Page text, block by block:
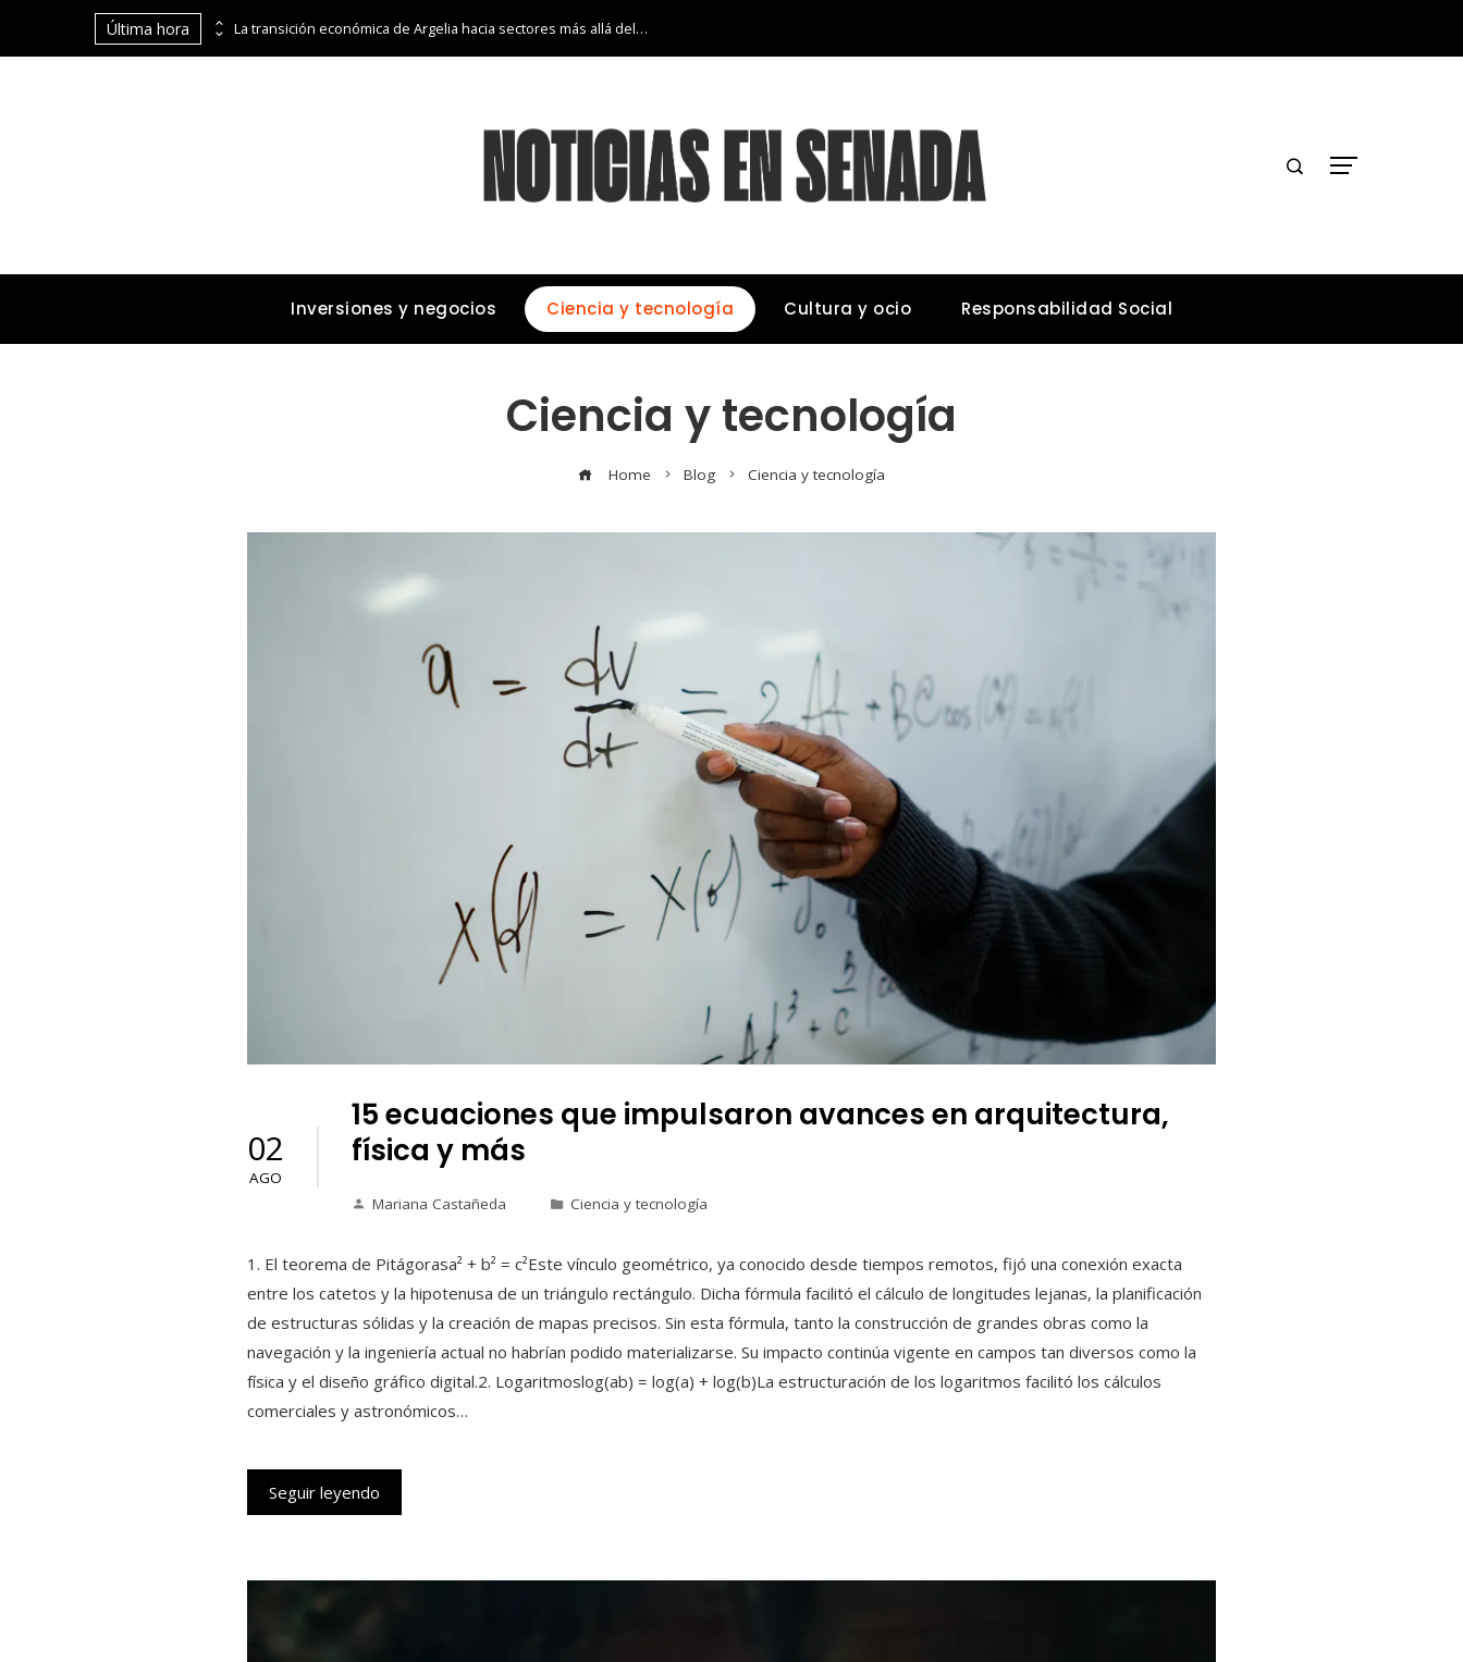
Última hora Cómo los imperios dominaron el comercio marítimo y terrestre antes de la era industrial La transición económica de Argelia hacia sectores más allá del petróleo y gas
Inversiones y negocios Ciencia y tecnología Cultura y ocio Responsabilidad Social
Ciencia y tecnología
Home Blog Ciencia y tecnología
02
AGO
15 ecuaciones que impulsaron avances en arquitectura,
física y más
Mariana Castañeda Ciencia y tecnología
1. El teorema de Pitágorasa² + b² = c²Este vínculo geométrico, ya conocido desde tiempos remotos, fijó una conexión exacta
entre los catetos y la hipotenusa de un triángulo rectángulo. Dicha fórmula facilitó el cálculo de longitudes lejanas, la planificación
de estructuras sólidas y la creación de mapas precisos. Sin esta fórmula, tanto la construcción de grandes obras como la
navegación y la ingeniería actual no habrían podido materializarse. Su impacto continúa vigente en campos tan diversos como la
física y el diseño gráfico digital.2. Logaritmoslog(ab) = log(a) + log(b)La estructuración de los logaritmos facilitó los cálculos
comerciales y astronómicos…
Seguir leyendo